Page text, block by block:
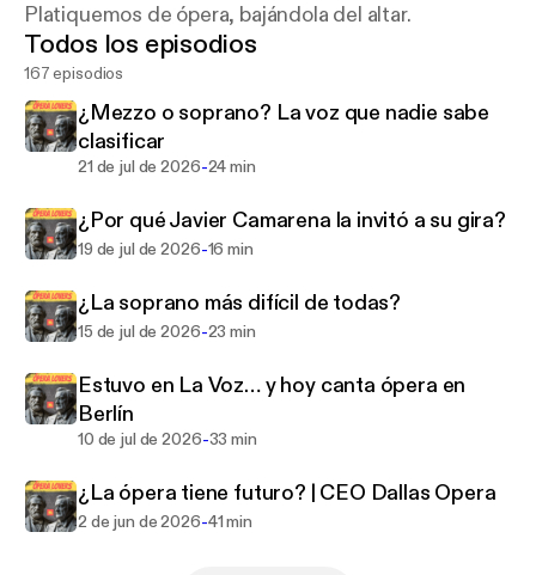
Platiquemos de ópera, bajándola del altar.
Todos los episodios
167 episodios
¿Mezzo o soprano? La voz que nadie sabe
clasificar
21 de jul de 2026-24 min
¿Por qué Javier Camarena la invitó a su gira?
19 de jul de 2026-16 min
¿La soprano más difícil de todas?
15 de jul de 2026-23 min
Estuvo en La Voz… y hoy canta ópera en
Berlín
10 de jul de 2026-33 min
¿La ópera tiene futuro? | CEO Dallas Opera
2 de jun de 2026-41 min